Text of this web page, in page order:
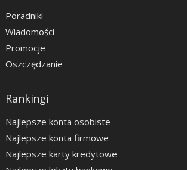
Poradniki
Wiadomości
Promocje
Oszczędzanie
Rankingi
Najlepsze konta osobiste
Najlepsze konta firmowe
Najlepsze karty kredytowe